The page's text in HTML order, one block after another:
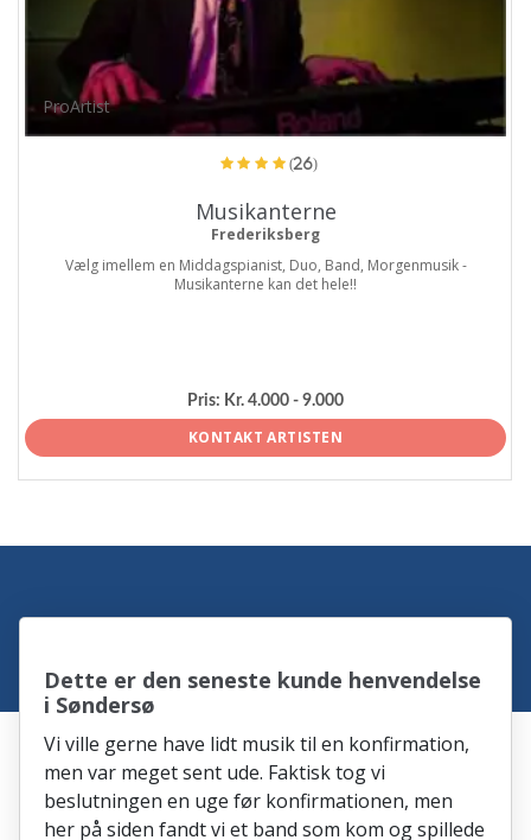
ProArtist
(26)
Musikanterne
Frederiksberg
Vælg imellem en Middagspianist, Duo, Band, Morgenmusik -
Musikanterne kan det hele!!
Pris: Kr. 4.000 - 9.000
KONTAKT ARTISTEN
Dette er den seneste kunde henvendelse
i Søndersø
Vi ville gerne have lidt musik til en konfirmation,
men var meget sent ude. Faktisk tog vi
beslutningen en uge før konfirmationen, men
her på siden fandt vi et band som kom og spillede